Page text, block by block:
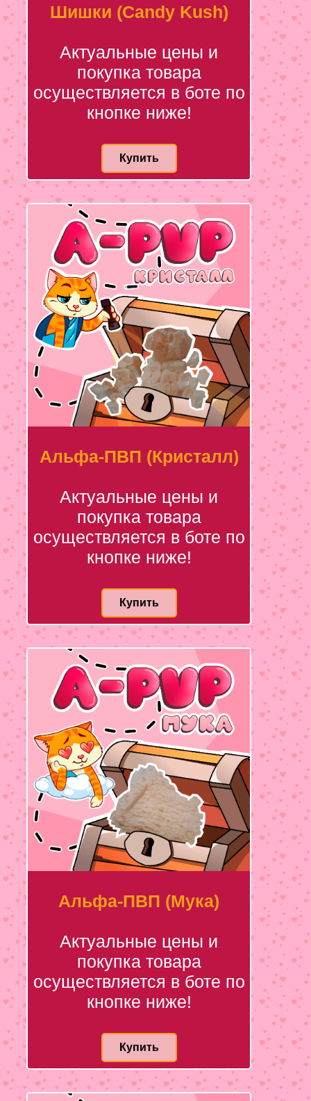
Шишки (Candy Kush)
Актуальные цены и
покупка товара
осуществляется в боте по
кнопке ниже!
Купить
Альфа-ПВП (Кристалл)
Актуальные цены и
покупка товара
осуществляется в боте по
кнопке ниже!
Купить
Альфа-ПВП (Мука)
Актуальные цены и
покупка товара
осуществляется в боте по
кнопке ниже!
Купить